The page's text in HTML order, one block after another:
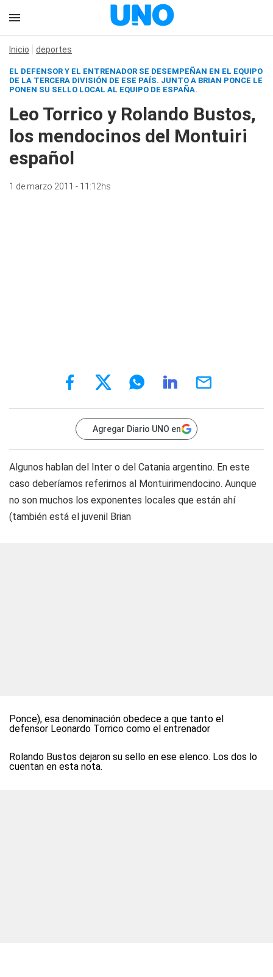
Inicio deportes
EL DEFENSOR Y EL ENTRENADOR SE DESEMPEÑAN EN EL EQUIPO
DE LA TERCERA DIVISIÓN DE ESE PAÍS. JUNTO A BRIAN PONCE LE
PONEN SU SELLO LOCAL AL EQUIPO DE ESPAÑA.
Leo Torrico y Rolando Bustos,
los mendocinos del Montuiri
español
1 de marzo 2011 - 11:12hs
Agregar Diario UNO en
Algunos hablan del Inter o del Catania argentino. En este
caso deberíamos referirnos al Montuirimendocino. Aunque
no son muchos los exponentes locales que están ahí
(también está el juvenil Brian
Ponce), esa denominación obedece a que tanto el
defensor Leonardo Torrico como el entrenador
Rolando Bustos dejaron su sello en ese elenco. Los dos lo
cuentan en esta nota.